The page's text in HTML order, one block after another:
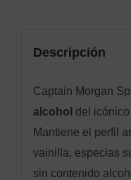
Descripción
Captain Morgan
alcohol del
Mantiene el perfil
vainilla, especias
sin contenido